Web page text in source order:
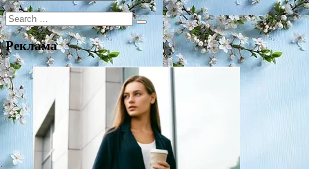
Search
for:
Реклама